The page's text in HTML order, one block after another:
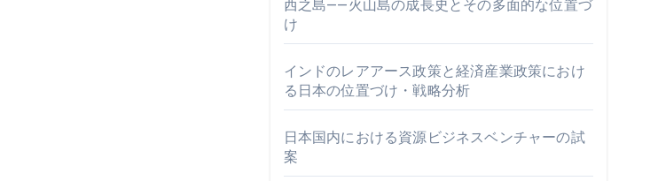
西之島——火山島の成長史とその多面的な位置づ
け
インドのレアアース政策と経済産業政策におけ
る日本の位置づけ・戦略分析
日本国内における資源ビジネスベンチャーの試
案